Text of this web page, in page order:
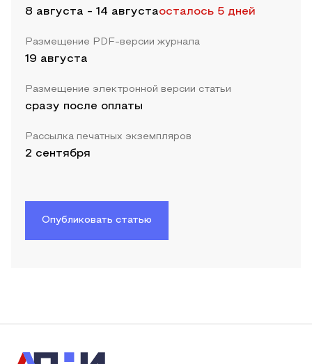
8 августа - 14 августаосталось 5 дней
Размещение PDF-версии журнала
19 августа
Размещение электронной версии статьи
сразу после оплаты
Рассылка печатных экземпляров
2 сентября
Опубликовать статью